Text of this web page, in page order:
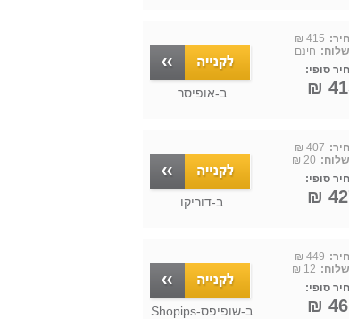
415 ₪
חינם
סופי:
ב-אופיסר
407 ₪
20 ₪
סופי:
ב-דוריקו
449 ₪
12 ₪
סופי:
ב-שופיפס-Shopips